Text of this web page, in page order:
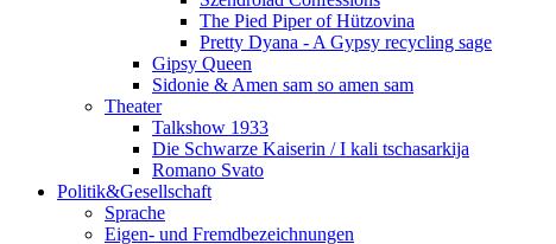
The Pied Piper of Hützovina
Pretty Dyana - A Gypsy recycling sage
Gipsy Queen
Sidonie & Amen sam so amen sam
Theater
Talkshow 1933
Die Schwarze Kaiserin / I kali tschasarkija
Romano Svato
Politik&Gesellschaft
Sprache
Eigen- und Fremdbezeichnungen